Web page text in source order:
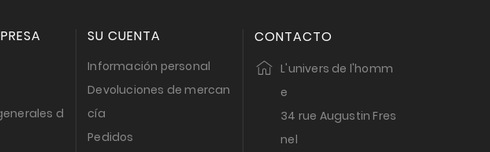
d
SU CUENTA
Información personal
Devoluciones de mercan
cía
Pedidos
CONTACTO
L'univers de l'homm
e
34 rue Augustin Fres
nel